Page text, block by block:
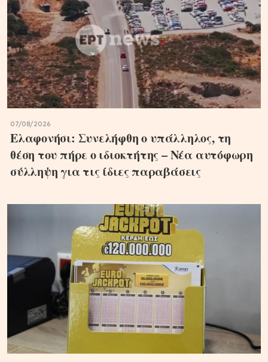
07/08/2026
Ελαφονήσι: Συνελήφθη ο υπάλληλος, τη
θέση του πήρε ο ιδιοκτήτης – Νέα αυτόφωρη
σύλληψη για τις ίδιες παραβάσεις